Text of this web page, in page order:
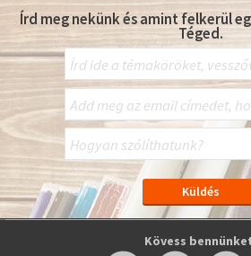
Írd meg nekünk és amint felkerül
Téged.
Kövess